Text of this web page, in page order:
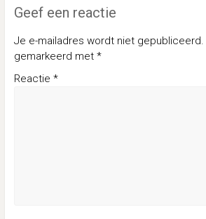
Geef een reactie
Je e-mailadres wordt niet gepubliceerd.
gemarkeerd met *
Reactie *